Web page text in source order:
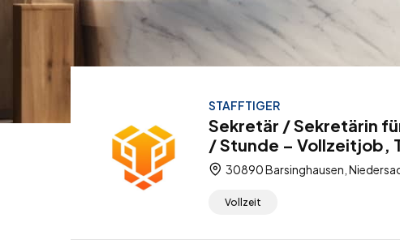
STAFFTIGER
Sekretär / Sekretärin
/ Stunde – Vollzeitjob,
30890 Barsinghausen,
Vollzeit